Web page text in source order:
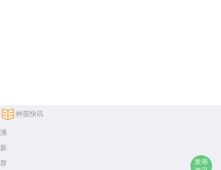
发布
种苗快讯
沸
新
荐